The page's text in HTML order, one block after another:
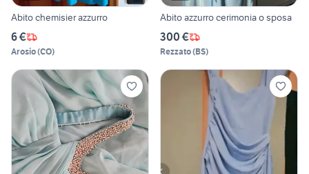
Abito chemisier azzurro
6 €
Arosio(CO)
Abito azzurro cerimonia o sposa
300 €
Rezzato(BS)